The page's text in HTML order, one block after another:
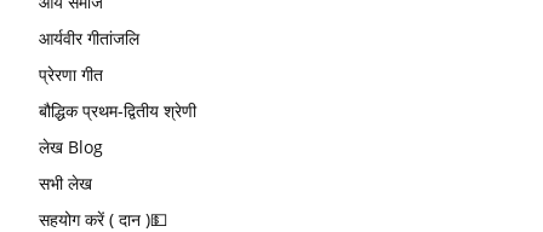
आर्यवीर गीतांजलि
प्रेरणा गीत
बौद्धिक प्रथम-द्वितीय श्रेणी
लेख Blog
सभी लेख
सहयोग करें ( दान )💵